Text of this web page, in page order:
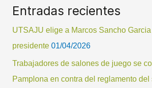
u
a
p
Entradas recientes
UTSAJU elige a Marcos Sancho
presidente 01/04/2026
Trabajadores de salones de juego se
Pamplona en contra del reglamento del